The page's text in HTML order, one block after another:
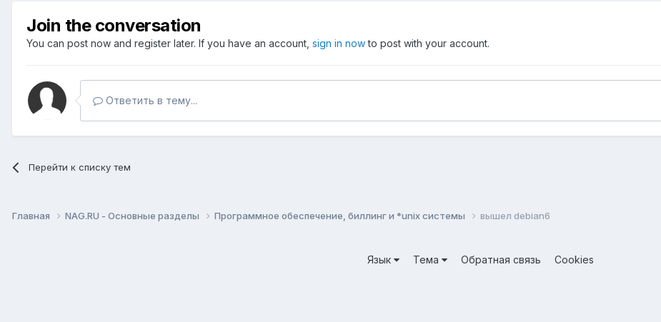
Join the conversation
You can post now and register later. If you have an account, sign in nowto post with your account.
Ответить в тему...
Перейти к списку тем
Главная NAG.RU - Основные разделы Программное обеспечение, биллинг и *unix системы вышел debian6
Язык Тема Обратная связь
Cookies